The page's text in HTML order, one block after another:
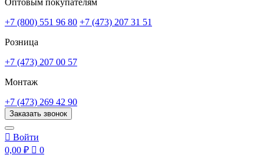
Оптовым покупателям
+7 (800) 551 96 80 +7 (473) 207 31 51
Розница
+7 (473) 207 00 57
Монтаж
+7 (473) 269 42 90
Заказать звонок
 Войти
0,00 ₽  0